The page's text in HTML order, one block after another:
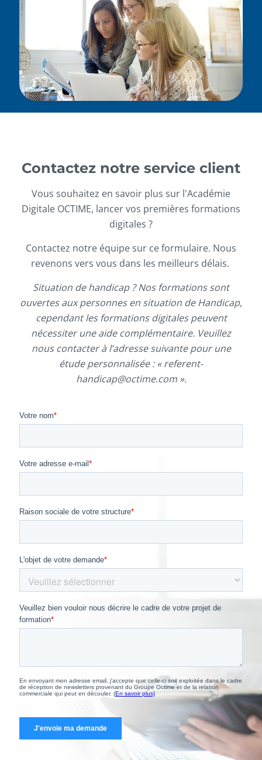
Contactez notre service client
Vous souhaitez en savoir plus sur l'Académie
Digitale OCTIME, lancer vos premières formations
digitales ?
Contactez notre équipe sur ce formulaire. Nous
revenons vers vous dans les meilleurs délais.
Situation de handicap ? Nos formations sont
ouvertes aux personnes en situation de Handicap,
cependant les formations digitales peuvent
nécessiter une aide complémentaire. Veuillez
nous contacter à l’adresse suivante pour une
étude personnalisée : « referent-
handicap@octime.com ».